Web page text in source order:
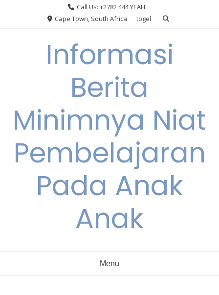
Call Us: +2782 444 YEAH
Cape Town, South Africa
togel
Informasi
Berita
Minimnya Niat
Pembelajaran
Pada Anak
Anak
Menu